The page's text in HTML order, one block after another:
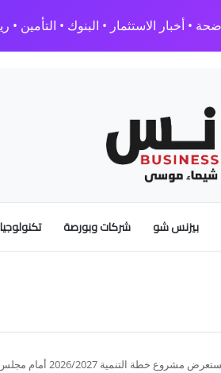
• أخبار الاستثمار • البنوك • التأمين •
بيزنس شو شركات وبورصة
2026/2027 أمام مجلس الشيوخ: “بناء الإنسان” محور رئيسي للخطة